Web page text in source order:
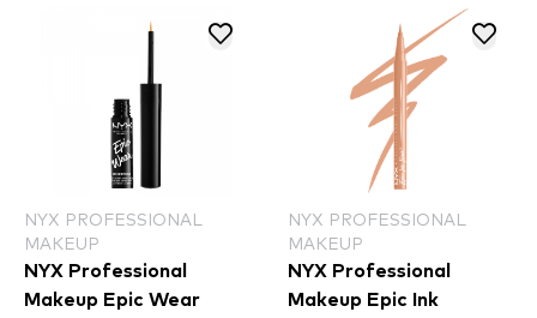
NYX PROFESSIONAL
MAKEUP
NYX Professional
Makeup Epic Wear
NYX PROFESSIONAL
MAKEUP
NYX Professional
Makeup Epic Ink